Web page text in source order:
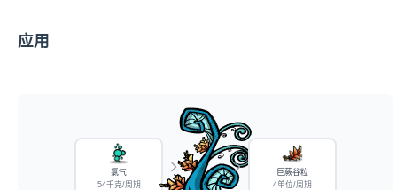
应用
氯气
54千克/周期
巨蕨谷粒
4单位/周期